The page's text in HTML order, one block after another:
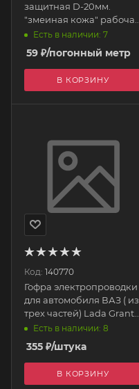
защитная D-20мм.
"змеиная кожа" рабочая
температура (-50°С-
Есть в наличии: 7
59 ₽/погонный метр
В КОРЗИНУ
Код: 140770
Гофра электропроводки
для автомобиля ВАЗ ( из
трех частей) Lada Granta,
Калина 2, Chevrolet Niva,
Есть в наличии: 8
355 ₽/штука
В КОРЗИНУ